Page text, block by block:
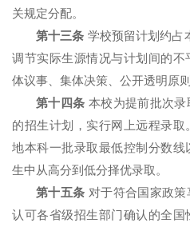
关规定分配。
第十三条 学校预留计划约占
调节实际生源情况与计划间的
体议事、集体决策、公开透明原则
第十四条 本校为提前批次
的招生计划，实行网上远程录
地本科一批录取最低控制分数
生中从高分到低分择优录取。
第十五条 对于符合国家政
认可各省级招生部门确认的全